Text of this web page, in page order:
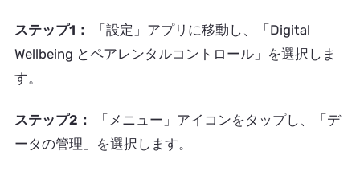
ステップ1：
「設定」アプリに移動し、「Digital
Wellbeing とペアレンタルコントロール」を選択しま
す。
ステップ2：
「メニュー」アイコンをタップし、「デ
ータの管理」を選択します。